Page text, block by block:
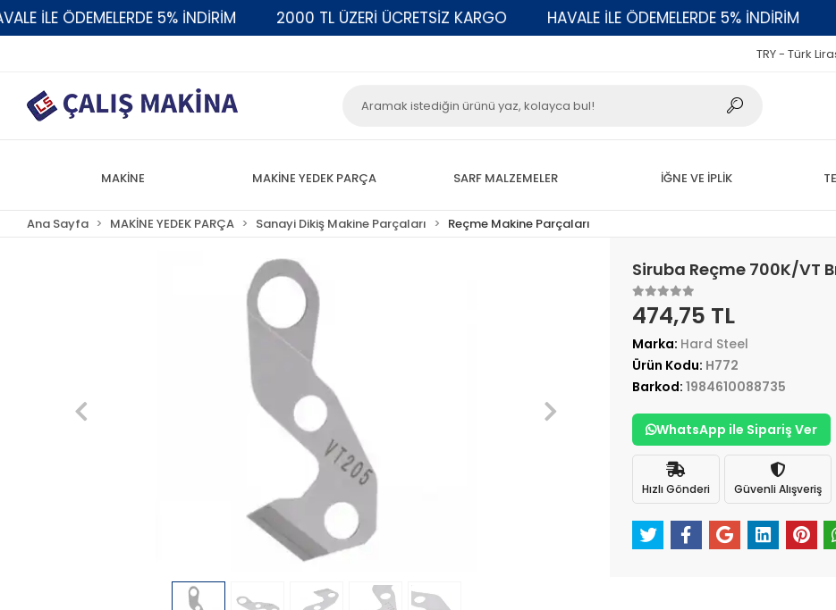
İLE ÖDEMELERDE 5% İNDİRİM 2000 TL ÜZERİ ÜCRETSİZ KARGO HAVALE İLE ÖDEMELERDE 5% İNDİRİM
TRY - Türk
MAKİNE MAKİNE YEDEK PARÇA SARF MALZEMELER İĞNE VE İPLİK
Ana Sayfa MAKİNE YEDEK PARÇA Sanayi Dikiş Makine Parçaları Reçme Makine Parçaları
Siruba Reçme 700K/VT
474,75 TL
Marka: Hard Steel
Ürün Kodu: H772
Barkod: 1984610088735
WhatsApp ile Sipariş Ver
Hızlı Gönderi Güvenli Alışveriş